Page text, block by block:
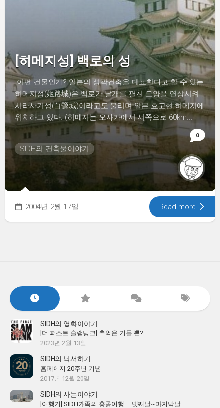
0
[히메지성] 백로의 성
어떤 건물인가? 일본의 성곽건축을 대표한다고 할 수 있는
히메지성(姬路城)은 백로가 날개를 펼친 모양을 연상시켜
시라사기성(白鷺城)이라고도 불리며 일본 효고현 히메지에
위치하고 있다. (히메지는 오사카에서 서쪽으로 60km...
SIDH의 건축물이야기
2004년 2월 17일 Read more
SIDH의 영화이야기
[더 퍼스트 슬램덩크] 추억은 거들 뿐?
2023년 2월 13일
SIDH의 낙서하기
홈페이지 20주년 기념
2017년 12월 20일
SIDH의 사는이야기
[여행기] SIDH가족의 홍콩여행 – 넷째날~마지막날